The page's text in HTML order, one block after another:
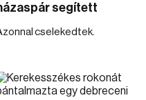
segített
cselekedtek.